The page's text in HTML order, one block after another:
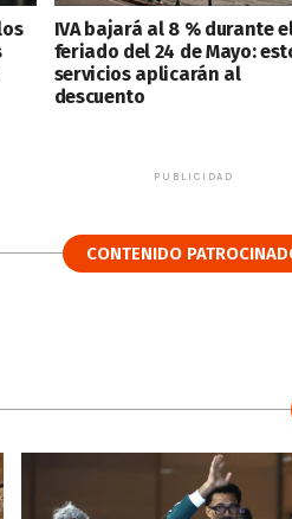
IVA bajará al 8 % durante
feriado del 24 de Mayo:
servicios aplicarán al
descuento
PUBLICIDAD
CONTENIDO